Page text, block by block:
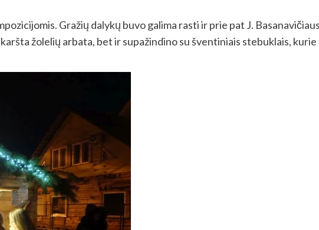
Gražių dalykų buvo galima rasti ir prie pat J.
žolelių arbata, bet ir supažindino su šventiniais stebuklais,